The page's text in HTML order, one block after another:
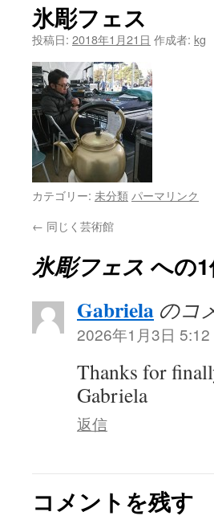
氷彫フェス
投稿日: 2018年1月21日 作成者: kg
カテゴリー: 未分類 パーマリンク
← 同じく芸術館
氷彫フェス への
Gabriela のコ
2026年1月3日 5:12
Thanks for
Gabriela
返信
コメントを残す